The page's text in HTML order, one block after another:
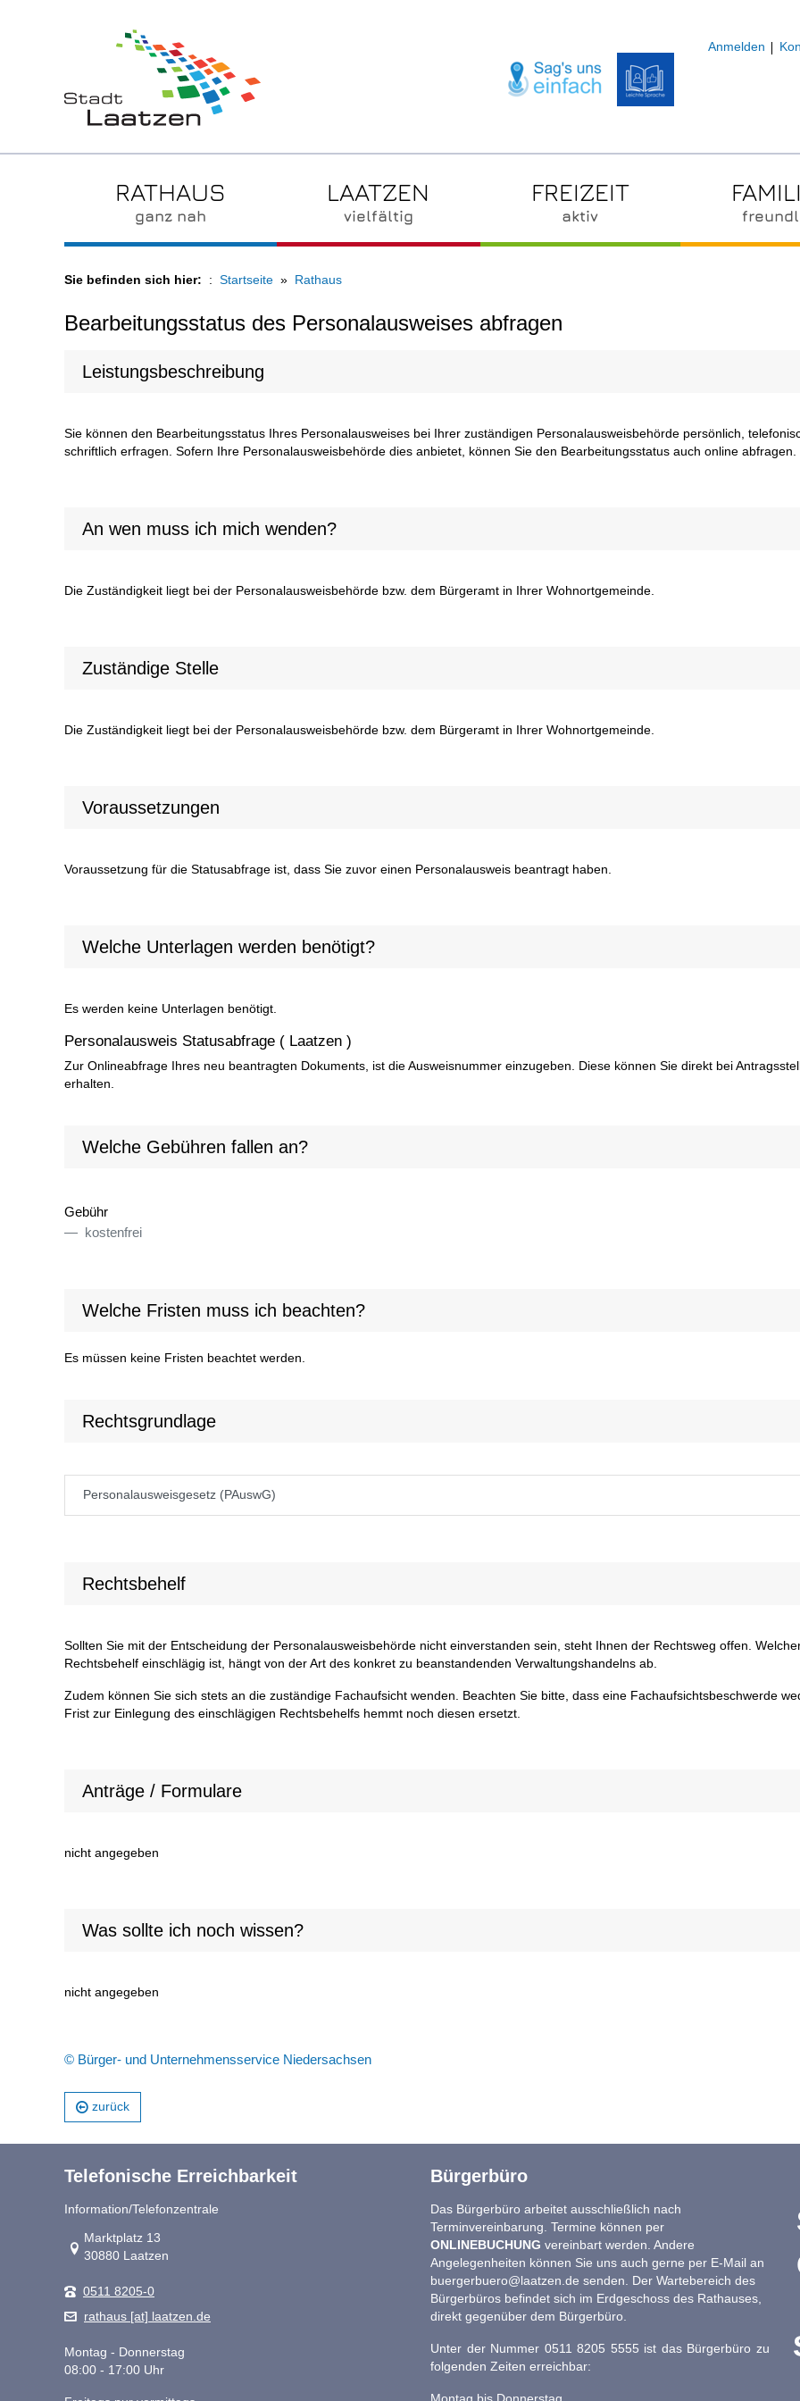
Anmelden
RATHAUS
ganz nah
LAATZEN
vielfältig
FREIZEIT
aktiv
Sie befinden sich hier: Startseite Rathaus
Bearbeitungsstatus des Personalausweises abfragen
Leistungsbeschreibung
Sie können den Bearbeitungsstatus Ihres Personalausweises bei Ihrer zuständigen Personalausweisbehörde persönlich,
schriftlich erfragen. Sofern Ihre Personalausweisbehörde dies anbietet, können Sie den Bearbeitungsstatus auch online abfragen.
An wen muss ich mich wenden?
Die Zuständigkeit liegt bei der Personalausweisbehörde bzw. dem Bürgeramt in Ihrer Wohnortgemeinde.
Zuständige Stelle
Die Zuständigkeit liegt bei der Personalausweisbehörde bzw. dem Bürgeramt in Ihrer Wohnortgemeinde.
Voraussetzungen
Voraussetzung für die Statusabfrage ist, dass Sie zuvor einen Personalausweis beantragt haben.
Welche Unterlagen werden benötigt?
Es werden keine Unterlagen benötigt.
Personalausweis Statusabfrage ( Laatzen )
Zur Onlineabfrage Ihres neu beantragten Dokuments, ist die Ausweisnummer einzugeben. Diese können Sie direkt bei
erhalten.
Welche Gebühren fallen an?
Gebühr
kostenfrei
Welche Fristen muss ich beachten?
Es müssen keine Fristen beachtet werden.
Rechtsgrundlage
Personalausweisgesetz (PAuswG)
Rechtsbehelf
Sollten Sie mit der Entscheidung der Personalausweisbehörde nicht einverstanden sein, steht Ihnen der Rechtsweg offen.
Rechtsbehelf einschlägig ist, hängt von der Art des konkret zu beanstandenden Verwaltungshandelns ab.
Zudem können Sie sich stets an die zuständige Fachaufsicht wenden. Beachten Sie bitte, dass eine Fachaufsichtsbeschwerde
Frist zur Einlegung des einschlägigen Rechtsbehelfs hemmt noch diesen ersetzt.
Anträge / Formulare
nicht angegeben
Was sollte ich noch wissen?
nicht angegeben
© Bürger- und Unternehmensservice Niedersachsen
zurück
Telefonische Erreichbarkeit
Information/Telefonzentrale
Link zur Google-Maps Navigation
Marktplatz 13
30880 Laatzen
0511 8205-0
rathaus [at] laatzen.de
Montag - Donnerstag
08:00 - 17:00 Uhr
Bürgerbüro
Das Bürgerbüro arbeitet ausschließlich nach
Terminvereinbarung. Termine können per
ONLINEBUCHUNG vereinbart werden. Andere
Angelegenheiten können Sie uns auch gerne per E-Mail an
buergerbuero@laatzen.de senden. Der Wartebereich des
Bürgerbüros befindet sich im Erdgeschoss des Rathauses,
direkt gegenüber dem Bürgerbüro.
Unter der Nummer 0511 8205 5555 ist das Bürgerbüro zu
folgenden Zeiten erreichbar:
Montag bis Donnerstag